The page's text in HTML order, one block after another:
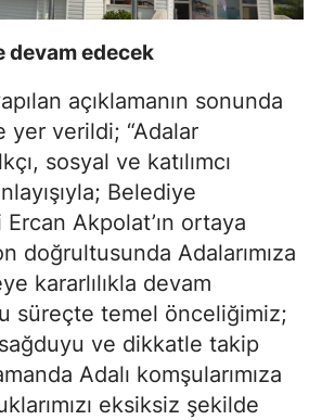
devam edecek
açıklamanın sonunda
yer verildi; “Adalar
sosyal ve katılımcı
Belediye
Ercan Akpolat’ın ortaya
doğrultusunda Adalarımıza
kararlılıkla devam
süreçte temel önceliğimiz;
ve dikkatle takip
Adalı komşularımıza
eksiksiz şekilde